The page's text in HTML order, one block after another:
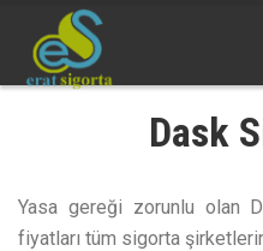
Dask
Yasa gereği zorunlu olan
fiyatları tüm sigorta